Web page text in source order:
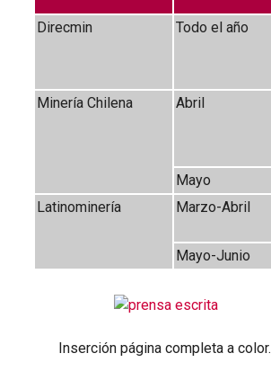
Direcmin Todo el año
Minería Chilena Abril
Mayo
Latinominería
Marzo-Abril
Mayo-Junio
Inserción página completa a color.